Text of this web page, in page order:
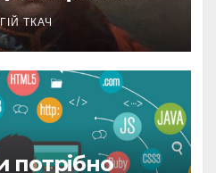
ТКАЧ
потрібно